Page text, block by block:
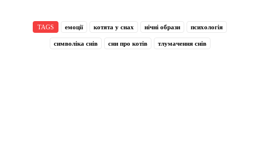
TAGS емоції котята у снах нічні образи психологія
символіка снів сни про котів тлумачення снів